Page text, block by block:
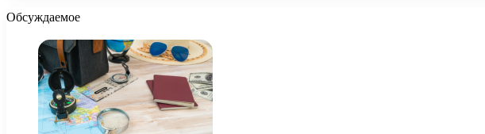
Обсуждаемое